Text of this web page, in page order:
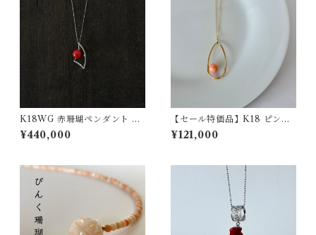
K18WG 赤珊瑚ペンダント D
0.05 pd-43
¥440,000
【セール特価品】K18 ピンク
珊瑚ペンダント pd-47
¥121,000